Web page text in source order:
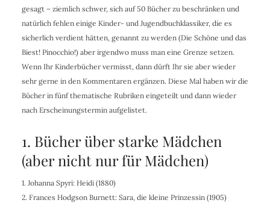
gesagt – ziemlich schwer, sich auf 50 Bücher zu beschränken und
natürlich fehlen einige Kinder- und Jugendbuchklassiker, die es
sicherlich verdient hätten, genannt zu werden (Die Schöne und das
Biest! Pinocchio!) aber irgendwo muss man eine Grenze setzen.
Wenn Ihr Kinderbücher vermisst, dann dürft Ihr sie aber wieder
sehr gerne in den Kommentaren ergänzen. Diese Mal haben wir die
Bücher in fünf thematische Rubriken eingeteilt und dann wieder
nach Erscheinungstermin aufgelistet.
1. Bücher über starke Mädchen
(aber nicht nur für Mädchen)
1. Johanna Spyri: Heidi (1880)
2. Frances Hodgson Burnett: Sara, die kleine Prinzessin (1905)